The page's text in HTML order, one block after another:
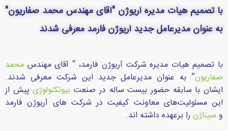
با تصمیم هیات مدیره آریوژن "آقای مهندس محمد صفاریون"
به عنوان مدیرعامل جدید آریوژن فارمد معرفی شدند
با تصمیم هیات مدیره شرکت آریوژن فارمد، “ آقای مهندس محمد
صفاریون” به عنوان مدیرعامل جدید این شرکت معرفی شدند.
ایشان با سابقه حضور بیست ساله در صنعت بیوتکنولوژیپیش از
این مسئولیت‌های معاونت کیفیت در شرکت های آریوژن فارمد
و سیناژن را برعهده داشته اند.